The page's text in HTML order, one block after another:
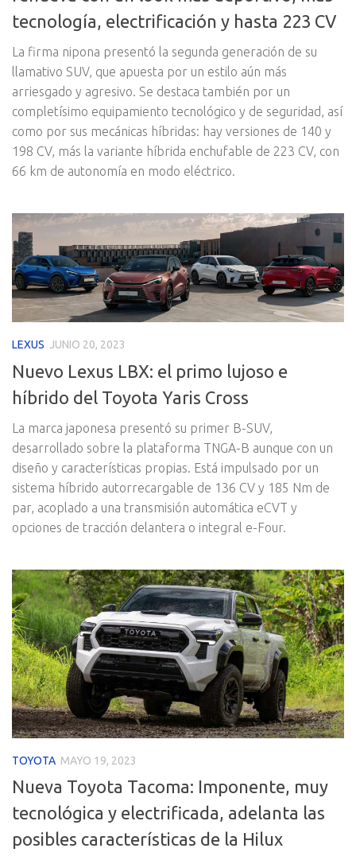
tecnología, electrificación y hasta 223 CV
La firma nipona presentó la segunda generación de su
llamativo SUV, que apuesta por un estilo aún más
arriesgado y agresivo. Se destaca también por un
completísimo equipamiento tecnológico y de seguridad, así
como por sus mecánicas híbridas: hay versiones de 140 y
198 CV, más la variante híbrida enchufable de 223 CV, con
66 km de autonomía en modo eléctrico.
LEXUS JUNIO 20, 2023
Nuevo Lexus LBX: el primo lujoso e
híbrido del Toyota Yaris Cross
La marca japonesa presentó su primer B-SUV,
desarrollado sobre la plataforma TNGA-B aunque con un
diseño y características propias. Está impulsado por un
sistema híbrido autorrecargable de 136 CV y 185 Nm de
par, acoplado a una transmisión automática eCVT y
opciones de tracción delantera o integral e-Four.
TOYOTA MAYO 19, 2023
Nueva Toyota Tacoma: Imponente, muy
tecnológica y electrificada, adelanta las
posibles características de la Hilux